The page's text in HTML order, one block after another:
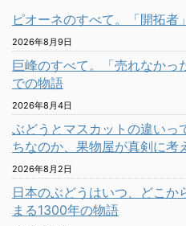
ピオーネのすべて。「開拓者
2026年8月9日
巨峰のすべて。「売れなかっ
での物語
2026年8月4日
ぶどうとマスカットの違いっ
ちなのか、果物屋が真剣に考
2026年8月2日
日本のぶどうはいつ、どこ
まる1300年の物語